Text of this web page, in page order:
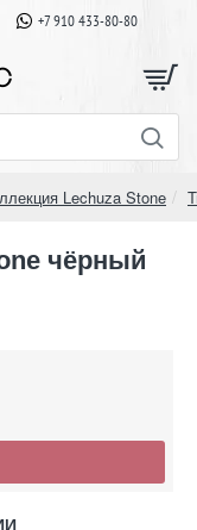
+7 910 433-80-80
Lechuza Stone
чёрный